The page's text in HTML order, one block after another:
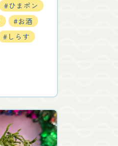
#ひまポン
#お酒
#しらす